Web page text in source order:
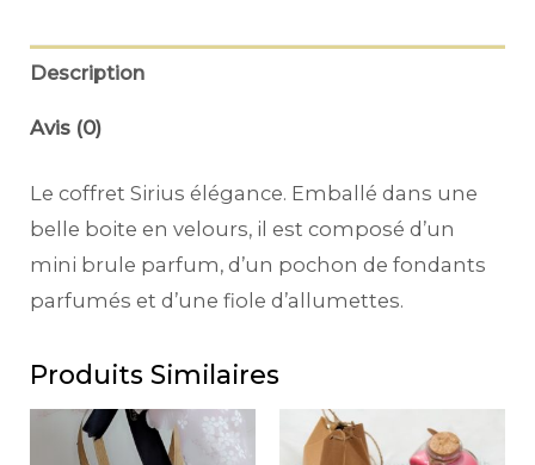
Description
Avis (0)
Le coffret Sirius élégance. Emballé dans une
belle boite en velours, il est composé d’un
mini brule parfum, d’un pochon de fondants
parfumés et d’une fiole d’allumettes.
Produits Similaires